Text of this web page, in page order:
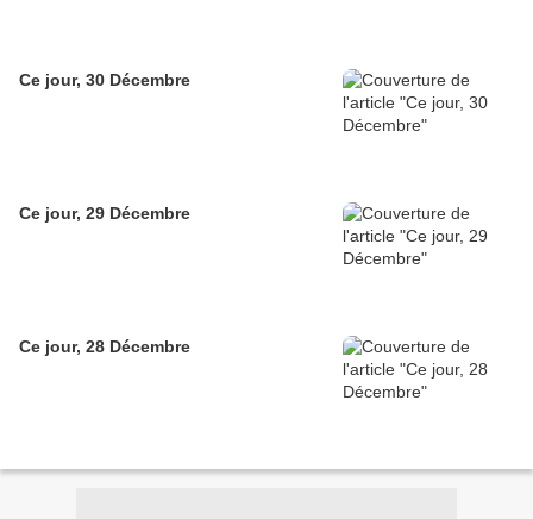
Ce jour, 30 Décembre
Ce jour, 29 Décembre
Ce jour, 28 Décembre